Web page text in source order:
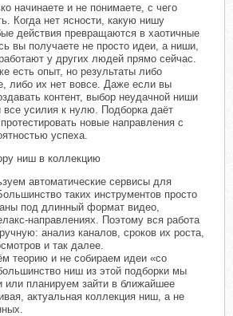
начинаете и не понимаете, с чего
Когда нет ясности, какую нишу
действия превращаются в хаотичные
вы получаете не просто идеи, а ниши,
у других людей прямо сейчас.
есть опыт, но результаты либо
либо их нет вовсе. Даже если вы
контент, выбор неудачной ниши
все усилия к нулю. Подборка даёт
новые направления с
успеха.
ниш в коллекцию
автоматические сервисы для
таких инструментов просто
под длинный формат видео,
направлениях. Поэтому вся работа
анализ каналов, сроков их роста,
и так далее.
теорию и не собираем идеи «со
ниш из этой подборки мы
или планируем зайти в ближайшее
актуальная коллекция ниш, а не